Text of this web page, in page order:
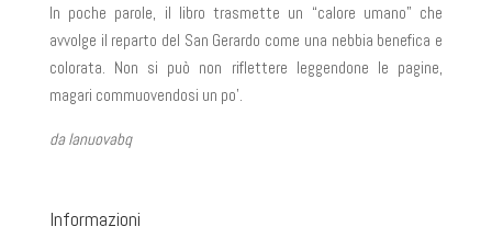
In poche parole, il libro trasmette un “calore umano” che
avvolge il reparto del San Gerardo come una nebbia benefica e
colorata. Non si può non riflettere leggendone le pagine,
magari commuovendosi un po’.
da lanuovabq
Informazioni